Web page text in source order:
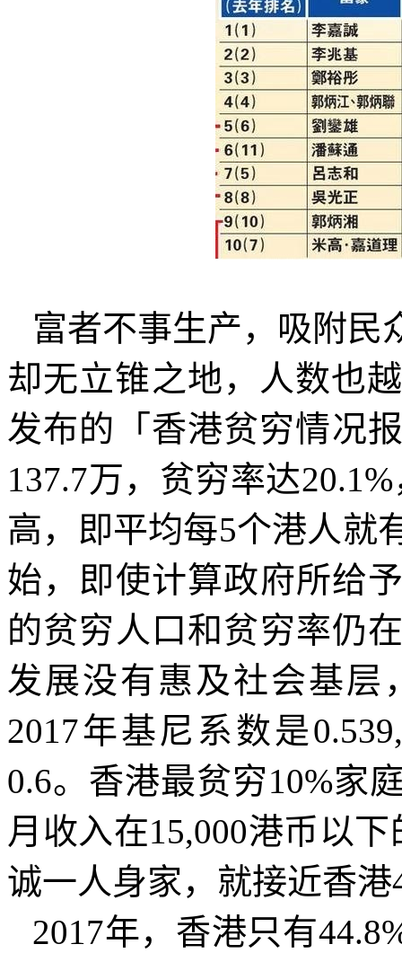
富者不事生产，吸附民
却无立锥之地，人数也
发布的「香港贫穷情况
137.7万，贫穷率达20.1%
高，即平均每5个港人就
始，即使计算政府所给
的贫穷人口和贫穷率仍
发展没有惠及社会基层
2017年基尼系数是
0.6。香港最贫穷10%家
月收入在15,000港币以下
诚一人身家，就接近香港
2017年，香港只有